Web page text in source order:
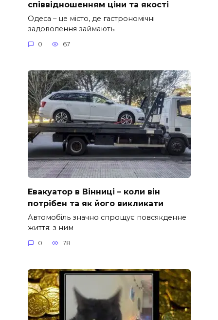
співвідношенням ціни та якості
Одеса – це місто, де гастрономічні
задоволення займають
0 67
Евакуатор в Вінниці – коли він
потрібен та як його викликати
Автомобіль значно спрощує повсякденне
життя: з ним
0 78